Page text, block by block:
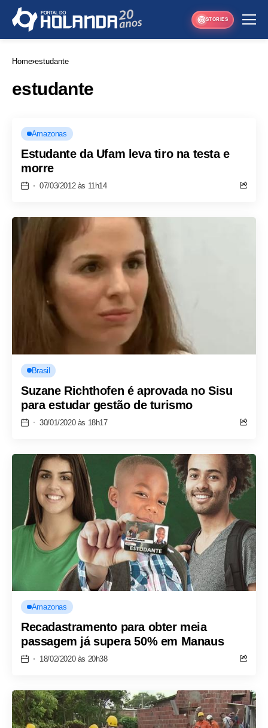
STORIES
Home estudante
estudante
Amazonas
Estudante da Ufam leva tiro na testa e
morre
07/03/2012 às 11h14
Brasil
Suzane Richthofen é aprovada no Sisu
para estudar gestão de turismo
30/01/2020 às 18h17
Amazonas
Recadastramento para obter meia
passagem já supera 50% em Manaus
18/02/2020 às 20h38